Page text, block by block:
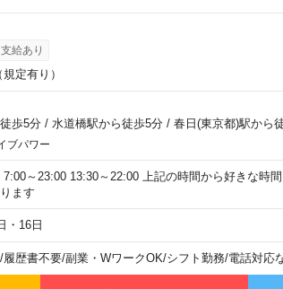
給あり
定有り）
歩5分/ 水道橋駅から徒歩5分/ 春日(東京都)駅から
ブパワー
7:00～23:00 13:30～22:00 上記の時間から好きな時
ます
・16日
/履歴書不要/副業・WワークOK/シフト勤務/電話対応